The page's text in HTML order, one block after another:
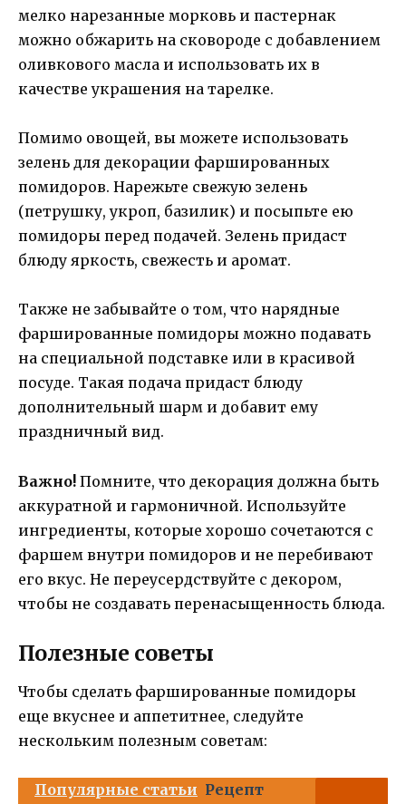
мелко нарезанные морковь и пастернак
можно обжарить на сковороде с добавлением
оливкового масла и использовать их в
качестве украшения на тарелке.
Помимо овощей, вы можете использовать
зелень для декорации фаршированных
помидоров. Нарежьте свежую зелень
(петрушку, укроп, базилик) и посыпьте ею
помидоры перед подачей. Зелень придаст
блюду яркость, свежесть и аромат.
Также не забывайте о том, что нарядные
фаршированные помидоры можно подавать
на специальной подставке или в красивой
посуде. Такая подача придаст блюду
дополнительный шарм и добавит ему
праздничный вид.
Важно! Помните, что декорация должна быть
аккуратной и гармоничной. Используйте
ингредиенты, которые хорошо сочетаются с
фаршем внутри помидоров и не перебивают
его вкус. Не переусердствуйте с декором,
чтобы не создавать перенасыщенность блюда.
Полезные советы
Чтобы сделать фаршированные помидоры
еще вкуснее и аппетитнее, следуйте
нескольким полезным советам:
Популярные статьи Рецепт